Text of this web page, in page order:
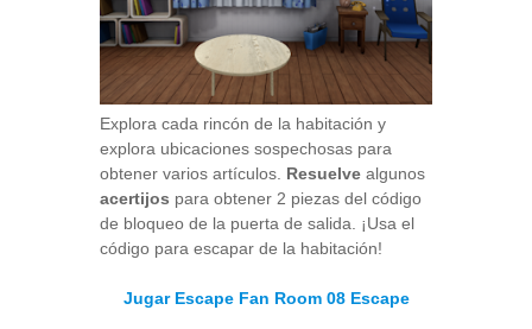
Explora cada rincón de la habitación y
explora ubicaciones sospechosas para
obtener varios artículos. Resuelve algunos
acertijos para obtener 2 piezas del código
de bloqueo de la puerta de salida. ¡Usa el
código para escapar de la habitación!
Jugar Escape Fan Room 08 Escape